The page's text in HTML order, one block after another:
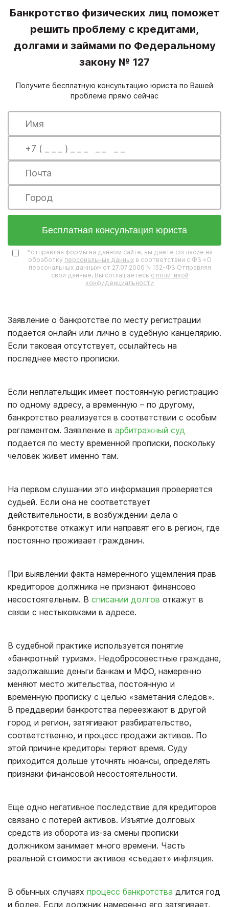
Банкротство физических лиц поможет
решить проблему с кредитами,
долгами и займами по Федеральному
закону № 127
Получите бесплатную консультацию юриста по Вашей
проблеме прямо сейчас
Бесплатная консультация юриста
*отправляя формы на данном сайте, вы даете согласие на
обработку персональных данныхв соответствии с ФЗ «О
персональных данных» от 27.07.2006 N 152-ФЗ Отправляя
свои данные, Вы соглашаетесь с политикой
конфиденциальности
Заявление о банкротстве по месту регистрации
подается онлайн или лично в судебную канцелярию.
Если таковая отсутствует, ссылайтесь на
последнее место прописки.
Если неплательщик имеет постоянную регистрацию
по одному адресу, а временную – по другому,
банкротство реализуется в соответствии с особым
регламентом. Заявление в арбитражный суд
подается по месту временной прописки, поскольку
человек живет именно там.
На первом слушании это информация проверяется
судьей. Если она не соответствует
действительности, в возбуждении дела о
банкротстве откажут или направят его в регион, где
постоянно проживает гражданин.
При выявлении факта намеренного ущемления прав
кредиторов должника не признают финансово
несостоятельным. В списании долгов откажут в
связи с нестыковками в адресе.
В судебной практике используется понятие
«банкротный туризм». Недобросовестные граждане,
задолжавшие деньги банкам и МФО, намеренно
меняют место жительства, постоянную и
временную прописку с целью «заметания следов».
В преддверии банкротства переезжают в другой
город и регион, затягивают разбирательство,
соответственно, и процесс продажи активов. По
этой причине кредиторы теряют время. Суду
приходится дольше уточнять нюансы, определять
признаки финансовой несостоятельности.
Еще одно негативное последствие для кредиторов
связано с потерей активов. Изъятие долговых
средств из оборота из-за смены прописки
должником занимает много времени. Часть
реальной стоимости активов «съедает» инфляция.
В обычных случаях процесс банкротства длится год
и более. Если должник намеренно его затягивает,